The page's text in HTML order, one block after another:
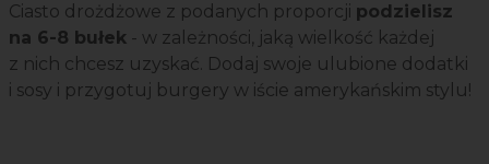
Ciasto drożdżowe z podanych proporcji podzielisz
na 6-8 bułek - w zależności, jaką wielkość każdej
z nich chcesz uzyskać. Dodaj swoje ulubione dodatki
i sosy i przygotuj burgery w iście amerykańskim stylu!